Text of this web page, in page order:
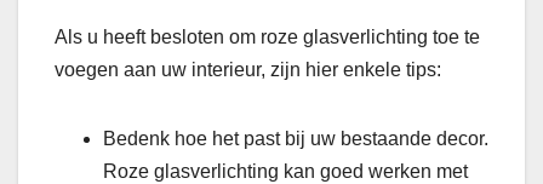
Als u heeft besloten om roze glasverlichting toe te
voegen aan uw interieur, zijn hier enkele tips:
Bedenk hoe het past bij uw bestaande decor.
Roze glasverlichting kan goed werken met